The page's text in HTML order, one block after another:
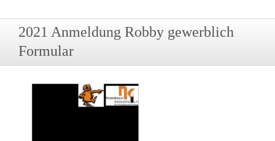
2021 Anmeldung Robby gewerblich
Formular